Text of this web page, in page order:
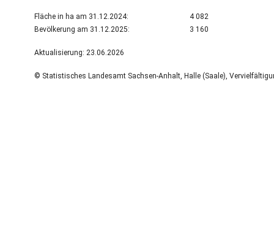
Fläche in ha am 31.12.2024:
4 082
Bevölkerung am 31.12.2025:
3 160
Aktualisierung: 23.06.2026
© Statistisches Landesamt Sachsen-Anhalt, Halle (Saale),